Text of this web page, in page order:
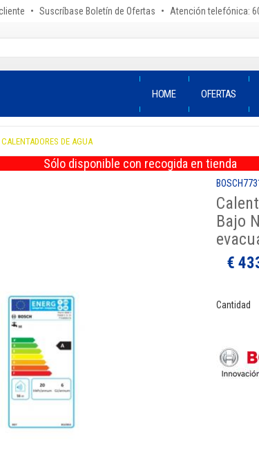
• Suscríbase Boletín de Ofertas • Atención telefónica:
HOME OFERTAS
CALENTADORES DE AGUA
Sólo disponible con recogida en tienda
Bajo
€
Cantidad